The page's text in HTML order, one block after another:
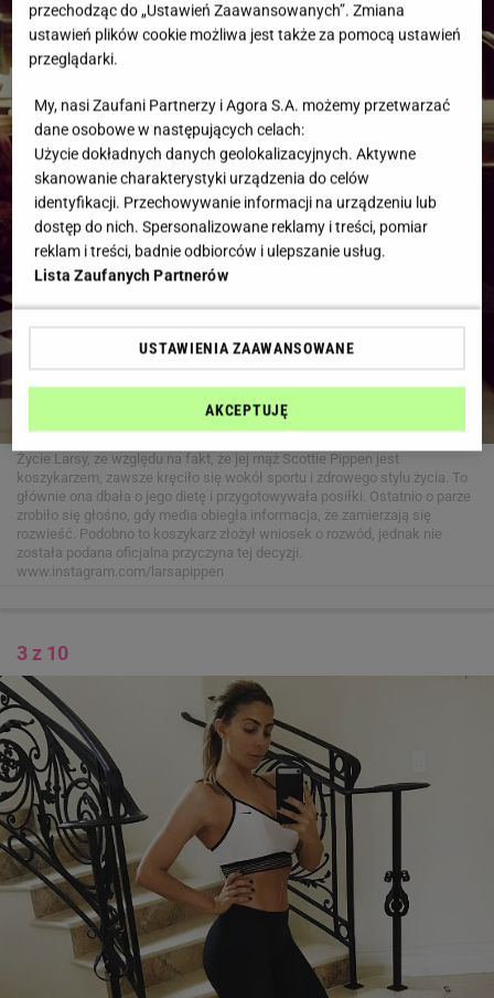
Życie Larsy, ze względu na fakt, że jej mąż Scottie Pippen jest
koszykarzem, zawsze kręciło się wokół sportu i zdrowego stylu życia. To
głównie ona dbała o jego dietę i przygotowywała posiłki. Ostatnio o parze
zrobiło się głośno, gdy media obiegła informacja, że zamierzają się
rozwieść. Podobno to koszykarz złożył wniosek o rozwód, jednak nie
została podana oficjalna przyczyna tej decyzji.
www.instagram.com/larsapippen
3 z 10
przechodząc do „Ustawień Zaawansowanych”. Zmiana
ustawień plików cookie możliwa jest także za pomocą ustawień
przeglądarki.
My, nasi Zaufani Partnerzy i Agora S.A. możemy przetwarzać
dane osobowe w następujących celach:
Użycie dokładnych danych geolokalizacyjnych. Aktywne
skanowanie charakterystyki urządzenia do celów
identyfikacji. Przechowywanie informacji na urządzeniu lub
dostęp do nich. Spersonalizowane reklamy i treści, pomiar
reklam i treści, badnie odbiorców i ulepszanie usług.
Lista Zaufanych Partnerów
USTAWIENIA ZAAWANSOWANE
AKCEPTUJĘ